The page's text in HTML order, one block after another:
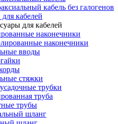
кабель без галогенов
кабелей
для кабелей
наконечники
наконечники
вводы
стяжки
трубки
труба
трубы
шланг